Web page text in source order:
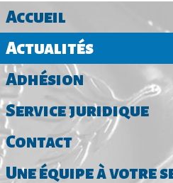
Accueil
Actualités
Adhésion
Service juridique
Contact
Une équipe à votre